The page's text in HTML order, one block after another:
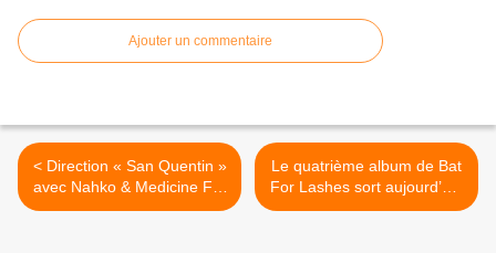
Ajouter un commentaire
< Direction « San Quentin »
avec Nahko & Medicine For
The People !
Le quatrième album de Bat
For Lashes sort aujourd’hui
! >